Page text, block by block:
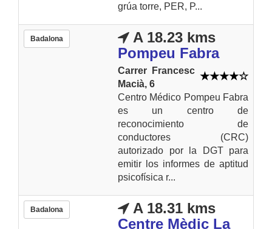
grúa torre, PER, P...
Badalona
A 18.23 kms
Pompeu Fabra
Carrer Francesc
Macià, 6
Centro Médico Pompeu Fabra
es un centro de
reconocimiento de
conductores (CRC)
autorizado por la DGT para
emitir los informes de aptitud
psicofísica r...
Badalona
A 18.31 kms
Centre Mèdic La